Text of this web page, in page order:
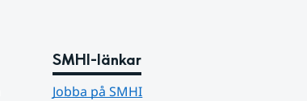
SMHI-länkar
Jobba på SMHI